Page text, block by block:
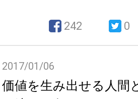
242 0
2017/01/06
価値を生み出せる人間